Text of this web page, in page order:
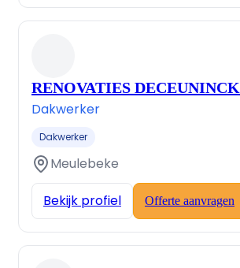
RENOVATIES DECEUNINCK
Dakwerker
Dakwerker
Meulebeke
Bekijk profiel Offerte aanvragen